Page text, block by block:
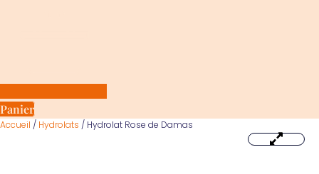
Panier
Accueil / Hydrolats / Hydrolat Rose de Damas